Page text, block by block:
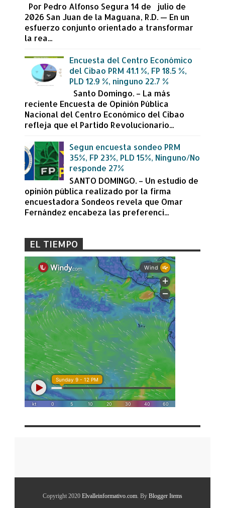
Por Pedro Alfonso Segura 14 de julio de
2026 San Juan de la Maguana, R.D. — En un
esfuerzo conjunto orientado a transformar
la rea...
Encuesta del Centro Económico
del Cibao PRM 41.1 %, FP 18.5 %,
PLD 12.9 %, ninguno 22.7 %
Santo Domingo. – La más
reciente Encuesta de Opinión Pública
Nacional del Centro Económico del Cibao
refleja que el Partido Revolucionario...
Segun encuesta sondeo PRM
35%, FP 23%, PLD 15%, Ninguno/No
responde 27%
SANTO DOMINGO. – Un estudio de
opinión pública realizado por la firma
encuestadora Sondeos revela que Omar
Fernández encabeza las preferenci...
EL TIEMPO
Copyright 2020 Elvalleinformativo.com. By Blogger Items